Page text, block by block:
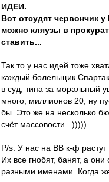
ИДЕИ.
Вот отсудят червончик
можно кляузы в
ставить...
Так то у нас идей тоже
каждый болельщик
в суд, типа за моральный
много, миллионов 20, ну
бы. Это же на несколько
счёт массовости...)))))
P/s. У нас на ВВ к-ф растут
Их все гнобят, банят, а
разными именами. Когда